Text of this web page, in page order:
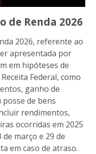
de Renda 2026
2026, referente ao
apresentada por
em hipóteses de
Federal, como
ganho de
de bens
rendimentos,
ocorridas em 2025
março e 29 de
em caso de atraso.